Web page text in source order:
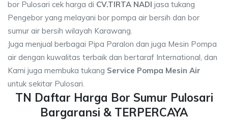
bor Pulosari cek harga di CV.TIRTA NADI jasa tukang
Pengebor yang melayani bor pompa air bersih dan bor
sumur air bersih wilayah Karawang.
Juga menjual berbagai Pipa Paralon dan juga Mesin Pompa
air dengan kuwalitas terbaik dan bertaraf International, dan
Kami juga membuka tukang Service Pompa Mesin Air
untuk sekitar Pulosari.
TN Daftar Harga Bor Sumur Pulosari
Bargaransi & TERPERCAYA